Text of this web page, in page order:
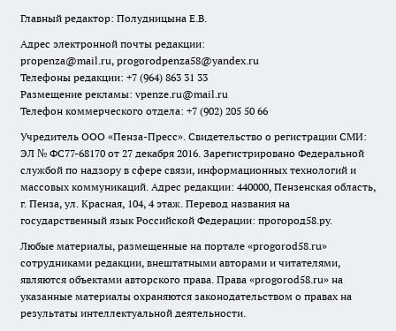
Главный редактор: Полудницына Е.В.
Адрес электронной почты редакции:
propenza@mail.ru, progorodpenza58@yandex.ru
Телефоны редакции: +7 (964) 863 31 33
Размещение рекламы: vpenze.ru@mail.ru
Телефон коммерческого отдела: +7 (902) 205 50 66
Учредитель ООО «Пенза-Пресс». Свидетельство о регистрации СМИ:
ЭЛ № ФС77-68170 от 27 декабря 2016. Зарегистрировано Федеральной
службой по надзору в сфере связи, информационных технологий и
массовых коммуникаций. Адрес редакции: 440000, Пензенская область,
г. Пенза, ул. Красная, 104, 4 этаж. Перевод названия на
государственный язык Российской Федерации: прогород58.ру.
Любые материалы, размещенные на портале «progorod58.ru»
сотрудниками редакции, внештатными авторами и читателями,
являются объектами авторского права. Права «progorod58.ru» на
указанные материалы охраняются законодательством о правах на
результаты интеллектуальной деятельности.